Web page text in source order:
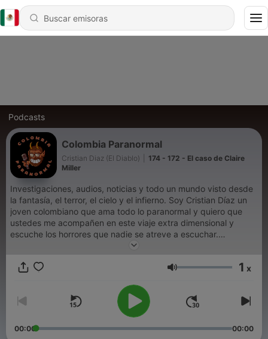
Podcasts
Colombia Paranormal
Cristian Diaz (El Diablo)
174 - 172 - El caso de Claire
Miller
Investigaciones, audios, noticias y todo un mundo visto desde
la fantasía, el terror, el cielo y el infierno. Soy Cristian Díaz un
joven colombiano que ama todo lo paranormal y quiero que
ustedes me acompañen en este viaje extra dimensional y
escuche los horrores que nadie se atreve a escuchar.
Volumen 1 x
00:00 00:00